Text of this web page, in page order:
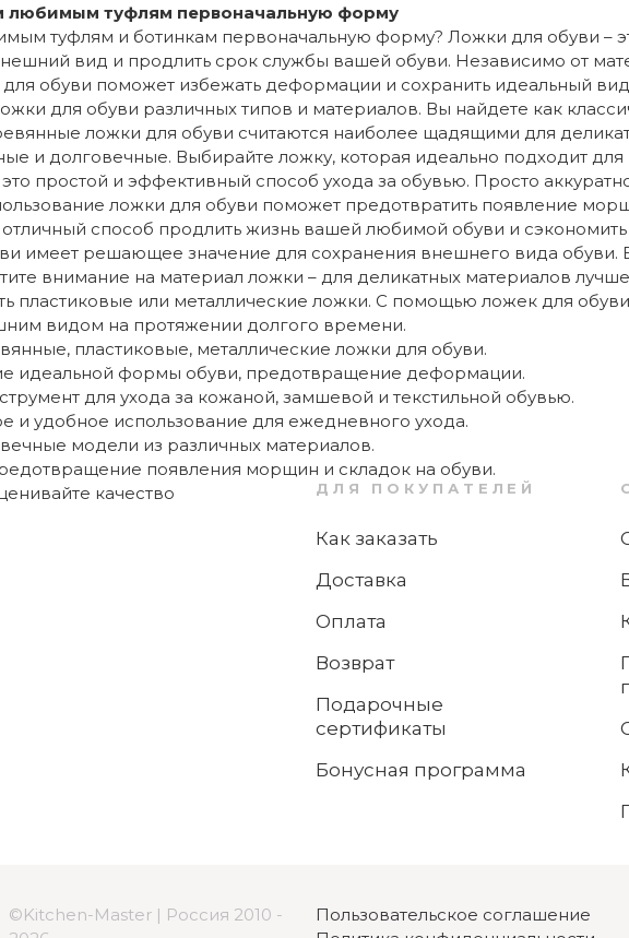
любимым туфлям первоначальную форму
туфлям и ботинкам первоначальную форму? Ложки для обуви –
вид и продлить срок службы вашей обуви. Независимо от
обуви поможет избежать деформации и сохранить идеальный
для обуви различных типов и материалов. Вы найдете как
ложки для обуви считаются наиболее щадящими для
и долговечные. Выбирайте ложку, которая идеально подходит
простой и эффективный способ ухода за обувью. Просто
ложки для обуви поможет предотвратить появление
способ продлить жизнь вашей любимой обуви и
имеет решающее значение для сохранения внешнего вида обуви.
внимание на материал ложки – для деликатных материалов
пластиковые или металлические ложки. С помощью ложек для
видом на протяжении долгого времени.
пластиковые, металлические ложки для обуви.
идеальной формы обуви, предотвращение деформации.
для ухода за кожаной, замшевой и текстильной обувью.
и удобное использование для ежедневного ухода.
модели из различных материалов.
появления морщин и складок на обуви.
ДЛЯ ПОКУПАТЕЛЕЙ
Как заказать
Доставка
Оплата
Возврат
Подарочные
сертификаты
Бонусная программа
©Kitchen-Master | Россия 2010 -
Пользовательское соглашение